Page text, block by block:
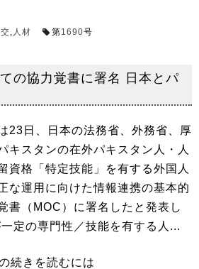
, 人材 第1690号
の協力覚書に署名 日本とパ
23日、日本の法務省、外務省、厚
キスタンの在外パキスタン人・人
資格「特定技能」を有する外国人
な運用に向けた情報連携の基本的
書（MOC）に署名したと発表し
定の専門性／技能を有する人...
続きを読むには